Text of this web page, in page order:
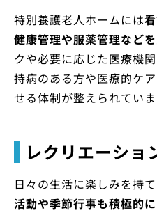
特別養護老人ホームには
健康管理や服薬管理などを
クや必要に応じた医療機
持病のある方や医療的ケ
せる体制が整えられていま
レクリエーショ
日々の生活に楽しみを持て
活動や季節行事も積極的